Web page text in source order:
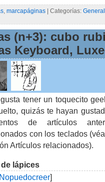
, marcapáginas | Categorías: General
(n+3): cubo
Keyboard,
tener un toquecito
quizás te hayan
de artículos
con los teclados
Artículos relacionados).
de lápices
Nopuedocreer]